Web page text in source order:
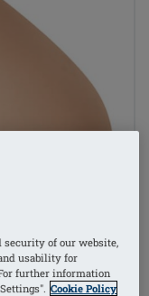
security of our website,
usability for
further information
Cookie Policy